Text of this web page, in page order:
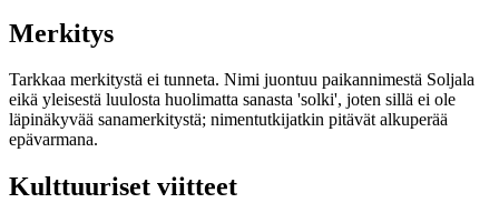
Merkitys
Tarkkaa merkitystä ei tunneta. Nimi juontuu paikannimestä Soljala
eikä yleisestä luulosta huolimatta sanasta 'solki', joten sillä ei ole
läpinäkyvää sanamerkitystä; nimentutkijatkin pitävät alkuperää
epävarmana.
Kulttuuriset viitteet